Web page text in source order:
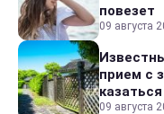
повезет
09 августа
прием с
09 августа